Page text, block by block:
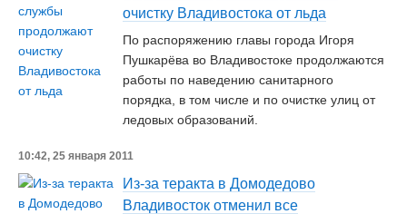
очистку Владивостока от льда
По распоряжению главы города Игоря
Пушкарёва во Владивостоке продолжаются
работы по наведению санитарного
порядка, в том числе и по очистке улиц от
ледовых образований.
10:42, 25 января 2011
Из-за теракта в Домодедово
Владивосток отменил все